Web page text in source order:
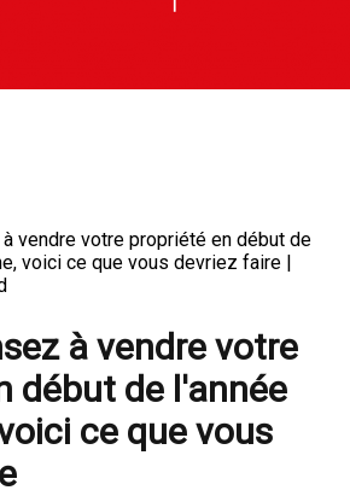
vendre votre propriété en début de
voici ce que vous devriez faire |
à vendre votre
début de l'année
ce que vous